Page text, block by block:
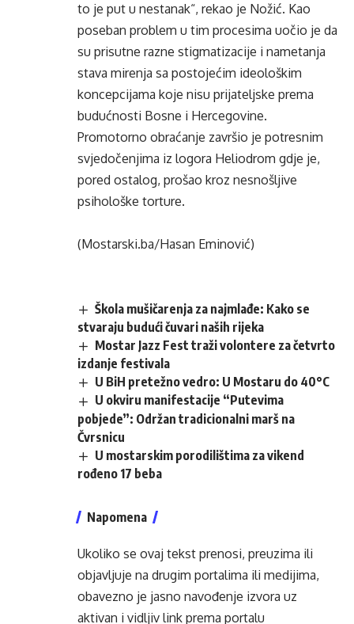
to je put u nestanak“, rekao je Nožić. Kao
poseban problem u tim procesima uočio je da
su prisutne razne stigmatizacije i nametanja
stava mirenja sa postojećim ideološkim
koncepcijama koje nisu prijateljske prema
budućnosti Bosne i Hercegovine.
Promotorno obraćanje završio je potresnim
svjedočenjima iz logora Heliodrom gdje je,
pored ostalog, prošao kroz nesnošljive
psihološke torture.
(Mostarski.ba/Hasan Eminović)
Škola mušičarenja za najmlađe: Kako se
stvaraju budući čuvari naših rijeka
Mostar Jazz Fest traži volontere za četvrto
izdanje festivala
U BiH pretežno vedro: U Mostaru do 40°C
U okviru manifestacije “Putevima
pobjede”: Održan tradicionalni marš na
Čvrsnicu
U mostarskim porodilištima za vikend
rođeno 17 beba
Napomena
Ukoliko se ovaj tekst prenosi, preuzima ili
objavljuje na drugim portalima ili medijima,
obavezno je jasno navođenje izvora uz
aktivan i vidljiv link prema portalu